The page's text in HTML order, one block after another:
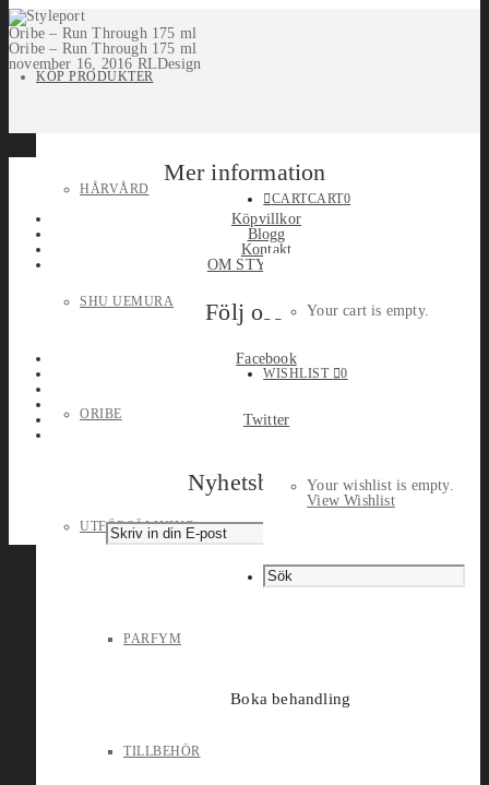
KÖP PRODUKTER
HÅRVÅRD
SHU UEMURA
ORIBE
UTFÖRSÄLJNING
PARFYM
TILLBEHÖR
CARTCART0
Your cart is empty.
WISHLIST 0
Your wishlist is empty.
View Wishlist
Boka behandling
Oribe – Run Through 175 ml
Oribe – Run Through 175 ml
november 16, 2016 RLDesign
Mer information
Köpvillkor
Blogg
Kontakt
OM STYLEPORT
Följ oss
Facebook
Twitter
Nyhetsbrev